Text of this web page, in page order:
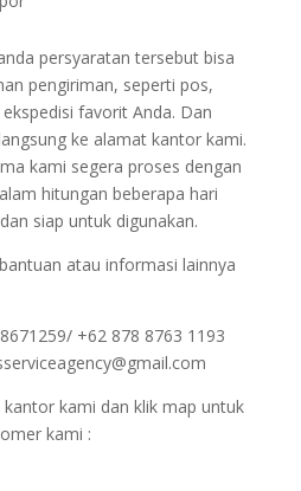
persyaratan tersebut bisa
pengiriman, seperti pos,
favorit Anda. Dan
ke alamat kantor kami.
kami segera proses dengan
hitungan beberapa hari
siap untuk digunakan.
atau informasi lainnya
+62 878 8763 1193
kami dan klik map untuk
kami :